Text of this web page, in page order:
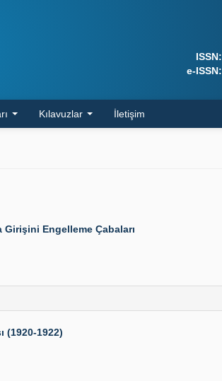
ISSN:
e-ISSN:
Kılavuzlar İletişim
Girişini Engelleme Çabaları
(1920-1922)